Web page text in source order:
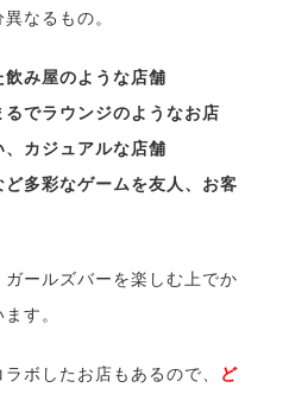
なるもの。
飲み屋のような店舗
るでラウンジのようなお店
、カジュアルな店舗
ど多彩なゲームを友人、お客
ールズバーを楽しむ上でか
す。
ボしたお店もあるので、 ど